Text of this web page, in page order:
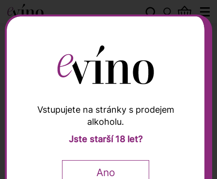
Rosso del Conte DOC
2018, Tasca d'Almerita,
Vstupujete na stránky s prodejem
alkoholu.
Jste starší 18 let?
Ano